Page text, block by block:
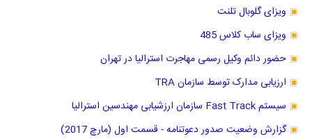
ویزای گلوبال تلنت
ویزای ساب کلاس 485
حضور دائم وکیل رسمی مهاجرت استرالیا در تهران
ارزیابی مدارک توسط سازمان TRA
سیستم Fast Track سازمان ارزشیابی مهندسین استرالیا
گزارش وضعیت صدور دعوتنامه - قسمت اول (مارچ 2017)